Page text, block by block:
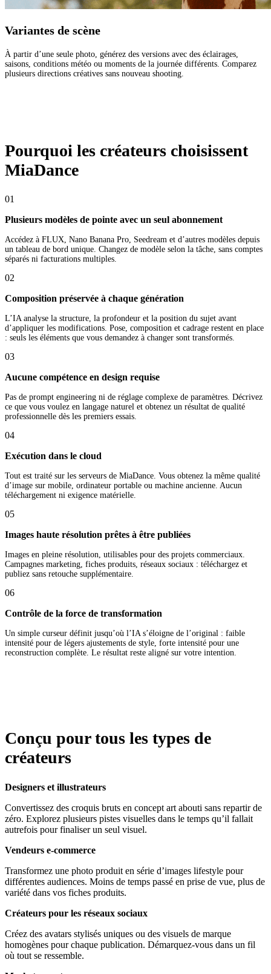
Variantes de scène
À partir d’une seule photo, générez des versions avec des éclairages,
saisons, conditions météo ou moments de la journée différents. Comparez
plusieurs directions créatives sans nouveau shooting.
Pourquoi les créateurs choisissent
MiaDance
01
Plusieurs modèles de pointe avec un seul abonnement
Accédez à FLUX, Nano Banana Pro, Seedream et d’autres modèles depuis
un tableau de bord unique. Changez de modèle selon la tâche, sans comptes
séparés ni facturations multiples.
02
Composition préservée à chaque génération
L’IA analyse la structure, la profondeur et la position du sujet avant
d’appliquer les modifications. Pose, composition et cadrage restent en place
: seuls les éléments que vous demandez à changer sont transformés.
03
Aucune compétence en design requise
Pas de prompt engineering ni de réglage complexe de paramètres. Décrivez
ce que vous voulez en langage naturel et obtenez un résultat de qualité
professionnelle dès les premiers essais.
04
Exécution dans le cloud
Tout est traité sur les serveurs de MiaDance. Vous obtenez la même qualité
d’image sur mobile, ordinateur portable ou machine ancienne. Aucun
téléchargement ni exigence matérielle.
05
Images haute résolution prêtes à être publiées
Images en pleine résolution, utilisables pour des projets commerciaux.
Campagnes marketing, fiches produits, réseaux sociaux : téléchargez et
publiez sans retouche supplémentaire.
06
Contrôle de la force de transformation
Un simple curseur définit jusqu’où l’IA s’éloigne de l’original : faible
intensité pour de légers ajustements de style, forte intensité pour une
reconstruction complète. Le résultat reste aligné sur votre intention.
Conçu pour tous les types de
créateurs
Designers et illustrateurs
Convertissez des croquis bruts en concept art abouti sans repartir de
zéro. Explorez plusieurs pistes visuelles dans le temps qu’il fallait
autrefois pour finaliser un seul visuel.
Vendeurs e‑commerce
Transformez une photo produit en série d’images lifestyle pour
différentes audiences. Moins de temps passé en prise de vue, plus de
variété dans vos fiches produits.
Créateurs pour les réseaux sociaux
Créez des avatars stylisés uniques ou des visuels de marque
homogènes pour chaque publication. Démarquez-vous dans un fil
où tout se ressemble.